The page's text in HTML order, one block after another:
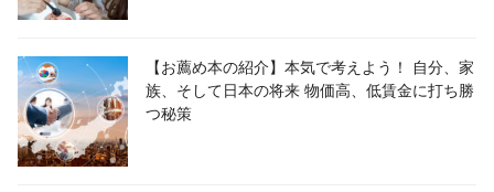
【お薦め本の紹介】本気で考えよう！ 自分、家
族、そして日本の将来 物価高、低賃金に打ち勝
つ秘策